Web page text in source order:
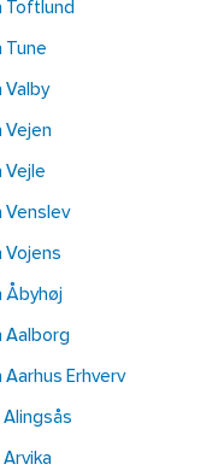
Toftlund
Tune
Valby
Vejen
Vejle
Venslev
Vojens
Åbyhøj
Aalborg
Aarhus Erhverv
Alingsås
Arvika